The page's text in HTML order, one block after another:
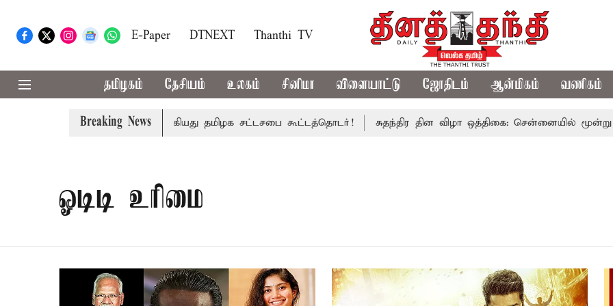
E-Paper DTNEXT Thanthi TV
தமிழகம் தேசியம் உலகம் சினிமா விளையாட்டு ஜோதிடம் ஆன்மிகம் வணிகம்
Breaking News
அறிவிப்பு தொடங்கியது தமிழக சட்டசபை கூட்டத்தொடர்! சுதந்திர தின விழா ஒத்திகை: சென்னையில் மூன்று
ஓடிடி உரிமை